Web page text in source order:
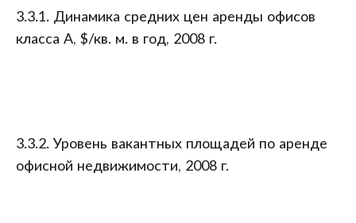
3.3.1. Динамика средних цен аренды офисов
класса А, $/кв. м. в год, 2008 г.
3.3.2. Уровень вакантных площадей по аренде
офисной недвижимости, 2008 г.